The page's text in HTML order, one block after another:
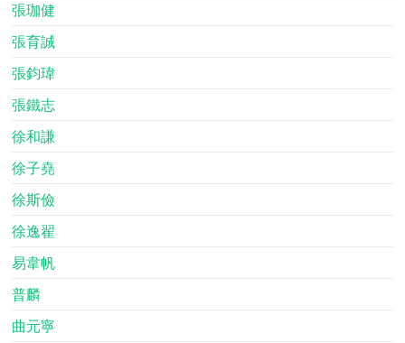
張珈健
張育誠
張鈞瑋
張鐵志
徐和謙
徐子堯
徐斯儉
徐逸翟
易韋帆
普麟
曲元寧